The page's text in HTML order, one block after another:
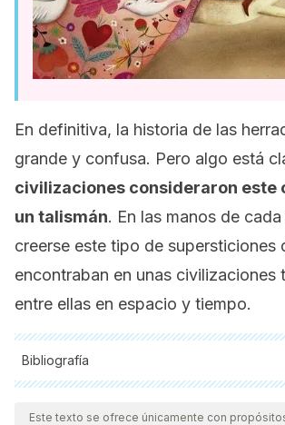
En definitiva, la historia de las
grande y confusa. Pero algo está
civilizaciones consideraron este
un talismán. En las manos de
creerse este tipo de supersticiones
encontraban en unas civilizaciones
entre ellas en espacio y tiempo.
Bibliografía
Todas las fuentes citadas fueron revisadas
nuestro equipo, para asegurar su calidad,
Este texto se ofrece únicamente con